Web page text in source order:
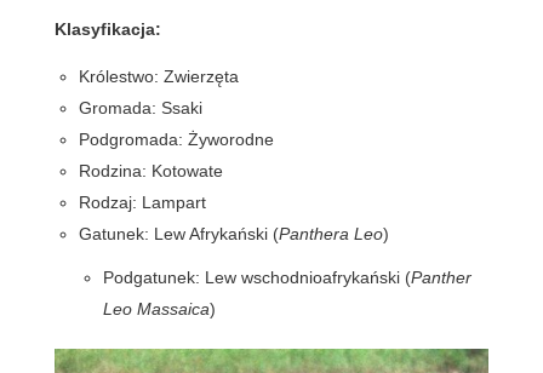
Klasyfikacja:
Królestwo: Zwierzęta
Gromada: Ssaki
Podgromada: Żyworodne
Rodzina: Kotowate
Rodzaj: Lampart
Gatunek: Lew Afrykański (Panthera Leo)
Podgatunek: Lew wschodnioafrykański (Panther
Leo Massaica)